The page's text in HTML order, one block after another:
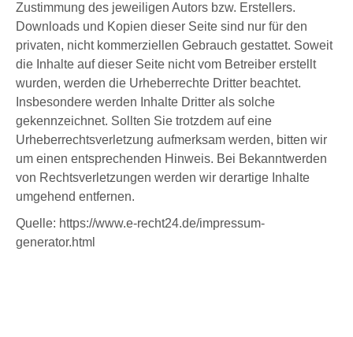
Zustimmung des jeweiligen Autors bzw. Erstellers.
Downloads und Kopien dieser Seite sind nur für den
privaten, nicht kommerziellen Gebrauch gestattet. Soweit
die Inhalte auf dieser Seite nicht vom Betreiber erstellt
wurden, werden die Urheberrechte Dritter beachtet.
Insbesondere werden Inhalte Dritter als solche
gekennzeichnet. Sollten Sie trotzdem auf eine
Urheberrechtsverletzung aufmerksam werden, bitten wir
um einen entsprechenden Hinweis. Bei Bekanntwerden
von Rechtsverletzungen werden wir derartige Inhalte
umgehend entfernen.
Quelle: https://www.e-recht24.de/impressum-
generator.html